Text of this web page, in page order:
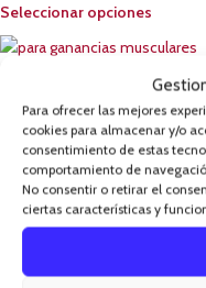
Para ofrecer las mejores
cookies para almacenar y/o
consentimiento de estas
comportamiento de
No consentir o retirar el
ciertas características y
Seleccionar opciones
Multi Phase
2k Bigman